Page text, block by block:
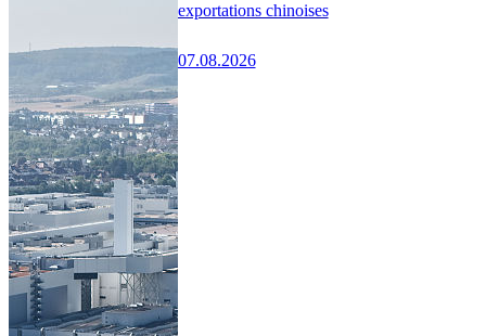
exportations chinoises
07.08.2026